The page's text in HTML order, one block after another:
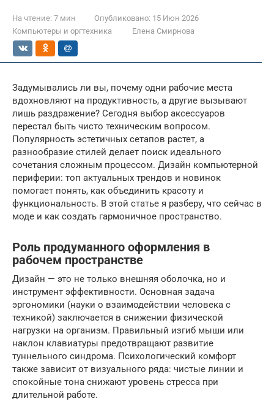
На чтение: 7 мин Опубликовано: 15 Июн 2026
Компьютеры и оргтехника
Елена Смирнова
Задумывались ли вы, почему одни рабочие места
вдохновляют на продуктивность, а другие вызывают
лишь раздражение? Сегодня выбор аксессуаров
перестал быть чисто техническим вопросом.
Популярность эстетичных сетапов растет, а
разнообразие стилей делает поиск идеального
сочетания сложным процессом. Дизайн компьютерной
периферии: топ актуальных трендов и новинок
помогает понять, как объединить красоту и
функциональность. В этой статье я разберу, что сейчас в
моде и как создать гармоничное пространство.
Роль продуманного оформления в
рабочем пространстве
Дизайн — это не только внешняя оболочка, но и
инструмент эффективности. Основная задача
эргономики (науки о взаимодействии человека с
техникой) заключается в снижении физической
нагрузки на организм. Правильный изгиб мыши или
наклон клавиатуры предотвращают развитие
туннельного синдрома. Психологический комфорт
также зависит от визуального ряда: чистые линии и
спокойные тона снижают уровень стресса при
длительной работе.